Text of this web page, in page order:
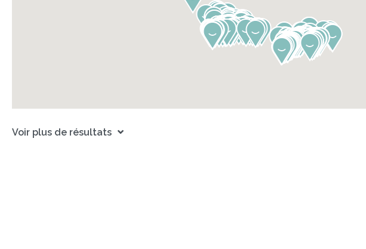
Voir plus de résultats